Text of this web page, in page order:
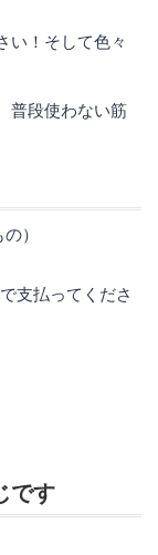
い！そして色々
普段使わない筋
）
支払ってくださ
です